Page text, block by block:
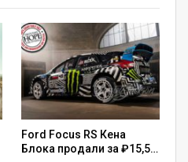
Ford Focus RS Кена
Блока продали за ₽15,5…